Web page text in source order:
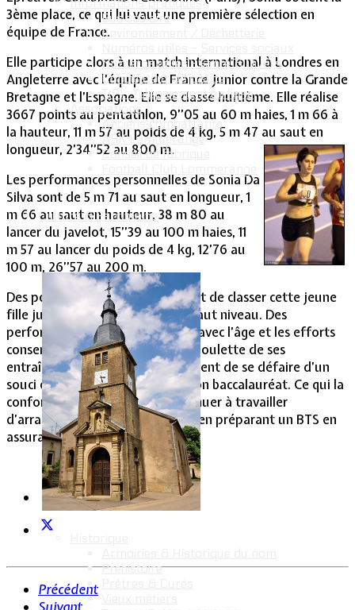
Bus scolaire
Environnement / Déchetterie
Numéros utiles -Santé & Divers
Conciliateur de justice
TIPI : Télépaiement en ligne
Associations
Anciens combattants
ASK Lommerange
Conseil de fabrique
Culture & Patrimoine
Préhistoire
3ème place, ce qui lui vaut une première sélection en
équipe de France.
Elle participe alors à un match international à Londres en
Angleterre avec l’équipe de France Junior contre la Grande
Bretagne et l’Espagne. Elle se classe huitième. Elle réalise
3667 points au pentathlon, 9’’05 au 60 m haies, 1 m 66 à
la hauteur, 11 m 57 au poids de 4 kg, 5 m 47 au saut en
longueur, 2’34’’52 au 800 m.
Les performances personnelles de Sonia Da
Silva sont de 5 m 71 au saut en longueur, 1
m 66 au saut en hauteur, 38 m 80 au
lancer du javelot, 15’’39 au 100 m haies, 11
m 57 au lancer du poids de 4 kg, 12’76 au
100 m, 26’’57 au 200 m.
Des performances qui permettent de classer cette jeune
fille junior dans les athlètes de haut niveau. Des
performances qui se bonifieront avec l’âge et les efforts
consentis journellement sous la houlette de ses
entraîneurs. Surtout que Sonia vient de se défaire d’un
souci en obtenant brillamment son baccalauréat. Ce qui la
conforte dans ses projets : continuer à travailler
d’arrache-pied au Creps tout en en préparant un BTS en
assurances.
Précédent